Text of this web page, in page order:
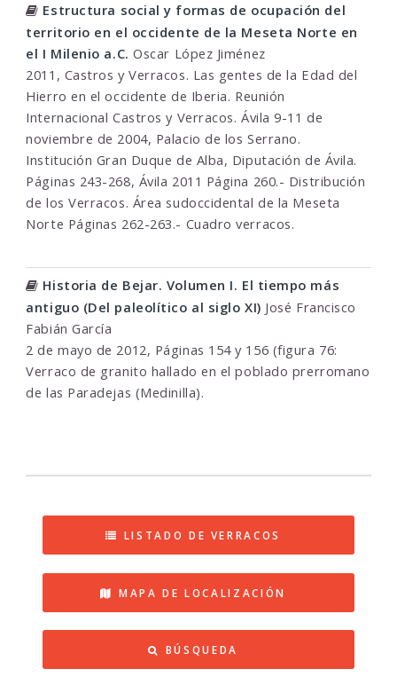
Estructura social y formas de ocupación del
territorio en el occidente de la Meseta Norte en
el I Milenio a.C. Oscar López Jiménez
2011, Castros y Verracos. Las gentes de la Edad del
Hierro en el occidente de Iberia. Reunión
Internacional Castros y Verracos. Ávila 9-11 de
noviembre de 2004, Palacio de los Serrano.
Institución Gran Duque de Alba, Diputación de Ávila.
Páginas 243-268, Ávila 2011 Página 260.- Distribución
de los Verracos. Área sudoccidental de la Meseta
Norte Páginas 262-263.- Cuadro verracos.
Historia de Bejar. Volumen I. El tiempo más
antiguo (Del paleolítico al siglo XI) José Francisco
Fabián García
2 de mayo de 2012, Páginas 154 y 156 (figura 76:
Verraco de granito hallado en el poblado prerromano
de las Paradejas (Medinilla).
LISTADO DE VERRACOS
MAPA DE LOCALIZACIÓN
BÚSQUEDA